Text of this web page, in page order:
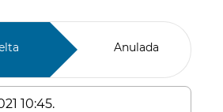
Anulada
10:45.